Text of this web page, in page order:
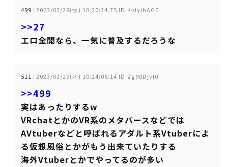
499 : 2023/03/29(水) 10:20:34.75 ID:KviyibAG0
>>27
エロ全開なら、一気に普及するだろうな
511 : 2023/03/29(水) 10:24:06.14 ID:Zg90DjvI0
>>499
実はあったりするw
VRchatとかのVR系のメタバースなどでは
AVtuberなどと呼ばれるアダルト系Vtuberによ
る仮想風俗とかがもう出来ていたりする
海外Vtuberとかでやってるのが多い